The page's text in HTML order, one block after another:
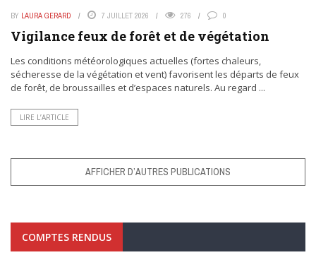
BY LAURA GERARD 7 JUILLET 2026 276 0
Vigilance feux de forêt et de végétation
Les conditions météorologiques actuelles (fortes chaleurs,
sécheresse de la végétation et vent) favorisent les départs de feux
de forêt, de broussailles et d’espaces naturels. Au regard ...
LIRE L’ARTICLE
AFFICHER D’AUTRES PUBLICATIONS
COMPTES RENDUS